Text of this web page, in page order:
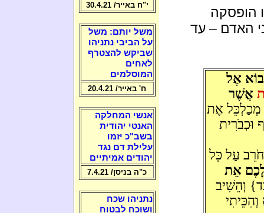
הופסקה
האדם – עד
אֶל
אֲשֶׁר
מְכַלְכֵּל אֶת
וּכְבֹרִית
עַל כָּל
אֵת
וְהֵשִׁיב
י"ח באייר/ 30.4.21
משל יותם: משל
על הביבי נתניהו
שביקש להצטרף
לאחים
המוסלמים
ח' באייר/ 20.4.21
אנשי המחלקה
האנטי יהודית
בשב"כ יזמו
עלילת דם נגד
יהודים אמיתיים
כ"ה בניסן/ 7.4.21
נתניהו שכח
ושוכח לבטוח